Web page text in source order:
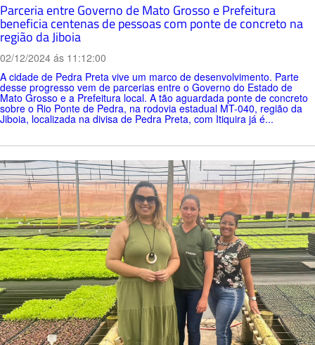
Parceria entre Governo de Mato Grosso e Prefeitura
beneficia centenas de pessoas com ponte de concreto na
região da Jiboia
02/12/2024 ás 11:12:00
A cidade de Pedra Preta vive um marco de desenvolvimento. Parte
desse progresso vem de parcerias entre o Governo do Estado de
Mato Grosso e a Prefeitura local. A tão aguardada ponte de concreto
sobre o Rio Ponte de Pedra, na rodovia estadual MT-040, região da
Jiboia, localizada na divisa de Pedra Preta, com Itiquira já é...